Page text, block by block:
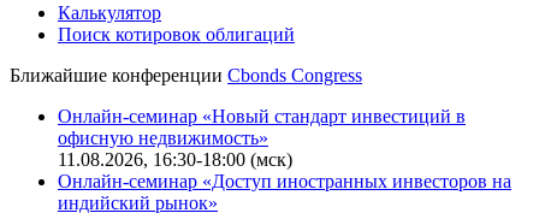
Калькулятор
Поиск котировок облигаций
Ближайшие конференции Cbonds Congress
Онлайн-семинар «Новый стандарт инвестиций в
офисную недвижимость»
11.08.2026, 16:30-18:00 (мск)
Онлайн-семинар «Доступ иностранных инвесторов на
индийский рынок»